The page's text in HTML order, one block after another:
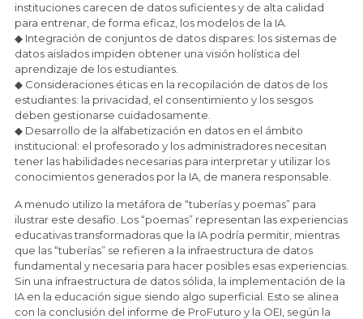
instituciones carecen de datos suficientes y de alta calidad
para entrenar, de forma eficaz, los modelos de la IA.
◆ Integración de conjuntos de datos dispares: los sistemas de
datos aislados impiden obtener una visión holística del
aprendizaje de los estudiantes.
◆ Consideraciones éticas en la recopilación de datos de los
estudiantes: la privacidad, el consentimiento y los sesgos
deben gestionarse cuidadosamente.
◆ Desarrollo de la alfabetización en datos en el ámbito
institucional: el profesorado y los administradores necesitan
tener las habilidades necesarias para interpretar y utilizar los
conocimientos generados por la IA, de manera responsable.
A menudo utilizo la metáfora de “tuberías y poemas” para
ilustrar este desafío. Los “poemas” representan las experiencias
educativas transformadoras que la IA podría permitir, mientras
que las “tuberías” se refieren a la infraestructura de datos
fundamental y necesaria para hacer posibles esas experiencias.
Sin una infraestructura de datos sólida, la implementación de la
IA en la educación sigue siendo algo superficial. Esto se alinea
con la conclusión del informe de ProFuturo y la OEI, según la